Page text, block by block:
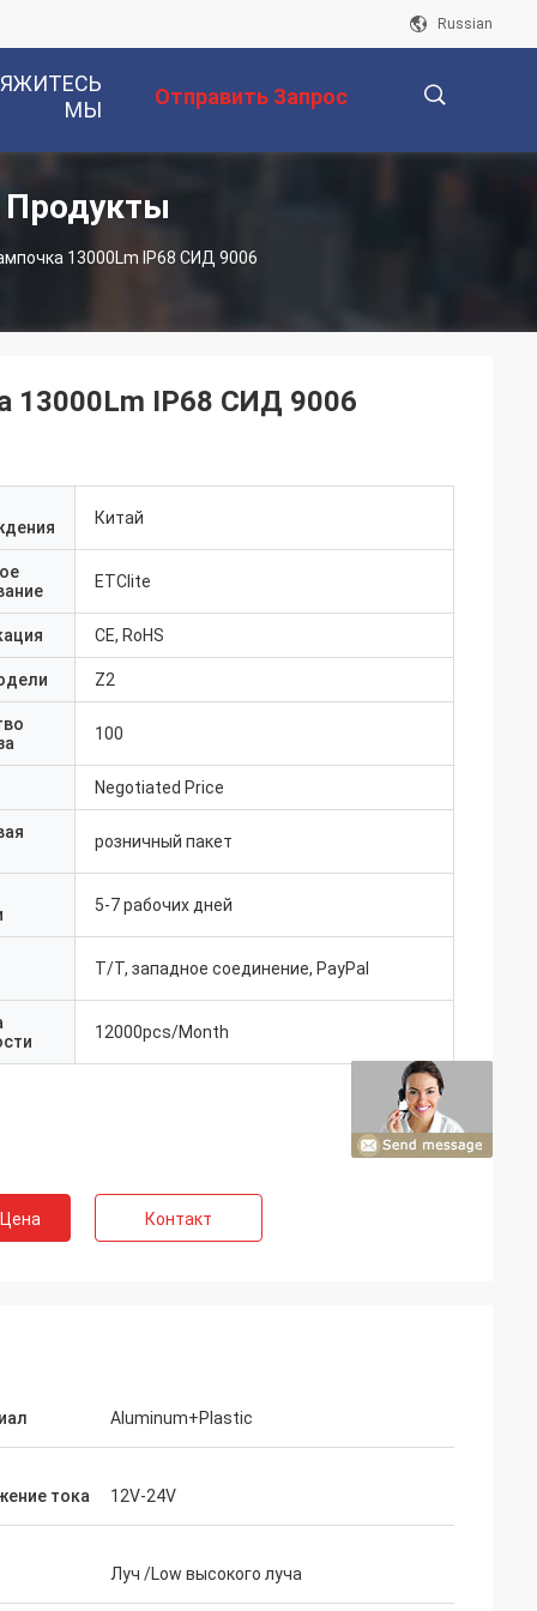
Russian
МЫ
Отправить Запрос
13000Lm IP68 СИД 9006
13000Lm IP68 СИД 9006
Китай
ETClite
CE, RoHS
Z2
100
Negotiated Price
розничный пакет
5-7 рабочих дней
T/T, западное соединение, PayPal
12000pcs/Month
Контакт
Aluminum+Plastic
тока 12V-24V
Луч /Low высокого луча